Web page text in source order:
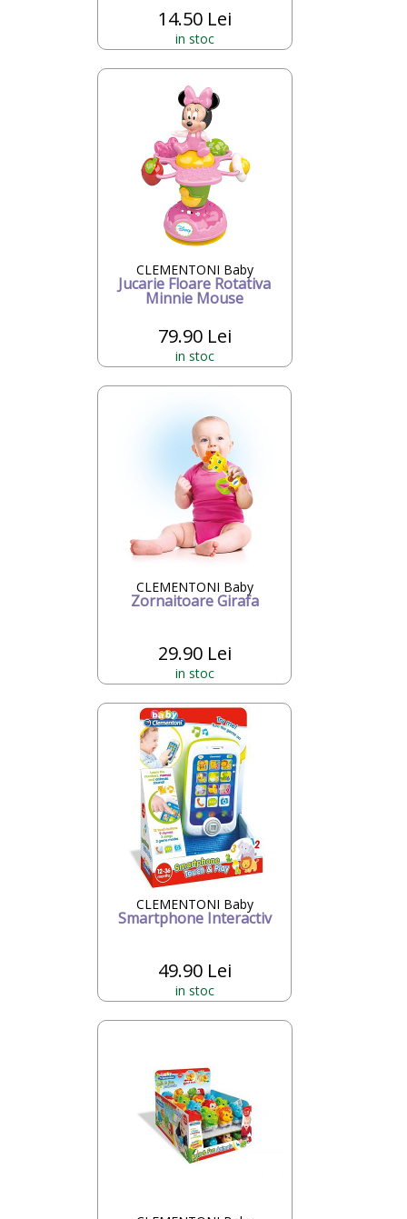
14.50 Lei
in stoc
CLEMENTONI Baby
Jucarie Floare Rotativa
Minnie Mouse
79.90 Lei
in stoc
CLEMENTONI Baby
Zornaitoare Girafa
29.90 Lei
in stoc
CLEMENTONI Baby
Smartphone Interactiv
49.90 Lei
in stoc